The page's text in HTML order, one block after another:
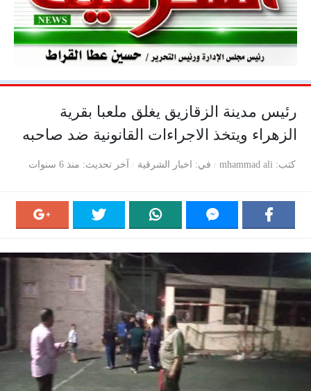
رئيس مدينة الزقازيق يغلق ملعبا بقرية
الزهراء ويتخذ الاجراءات القانونية ضد صاحبه
كتب mhammad ali في اخبار الشرقية آخر تحديث منذ 6 سنوات